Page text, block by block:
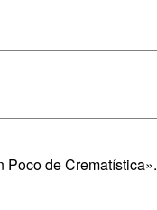
Poco de Crematística».